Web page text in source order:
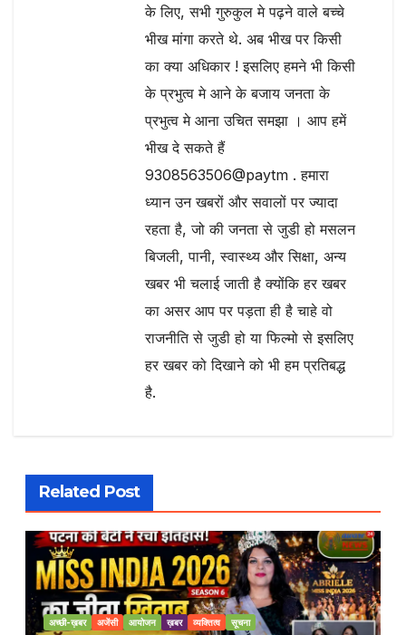
के लिए, सभी गुरुकुल मे पढ़ने वाले बच्चे
भीख मांगा करते थे. अब भीख पर किसी
का क्या अधिकार ! इसलिए हमने भी किसी
के प्रभुत्व मे आने के बजाय जनता के
प्रभुत्व मे आना उचित समझा । आप हमें
भीख दे सकते हैं
9308563506@paytm . हमारा
ध्यान उन खबरों और सवालों पर ज्यादा
रहता है, जो की जनता से जुडी हो मसलन
बिजली, पानी, स्वास्थ्य और सिक्षा, अन्य
खबर भी चलाई जाती है क्योंकि हर खबर
का असर आप पर पड़ता ही है चाहे वो
राजनीति से जुडी हो या फिल्मो से इसलिए
हर खबर को दिखाने को भी हम प्रतिबद्ध
है.
Related Post
अच्छी-ख़बर अजेंसी आयोजन ख़बर व्यक्तित्व सूचना